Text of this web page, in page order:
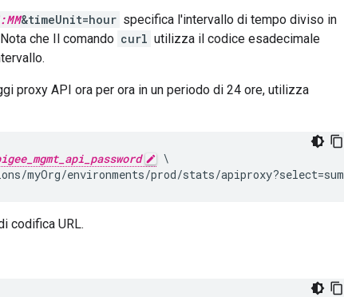
&timeUnit=hour specifica l'intervallo di tempo diviso in
che Il comando curl utilizza il codice esadecimale
proxy API ora per ora in un periodo di 24 ore, utilizza
\
myOrg/environments/prod/stats/
codifica URL.